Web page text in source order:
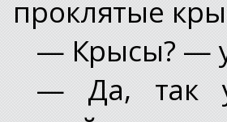
проклятые
— Крысы? —
— Да, так